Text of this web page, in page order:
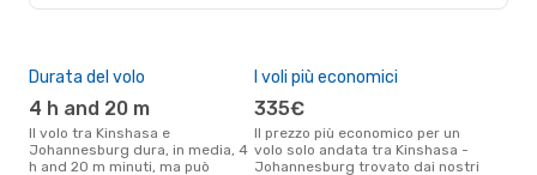
Durata del volo
4 h and 20 m
Il volo tra Kinshasa e
Johannesburg dura, in media, 4
h and 20 m minuti, ma può
I voli più economici
335€
Il prezzo più economico per un
volo solo andata tra Kinshasa -
Johannesburg trovato dai nostri